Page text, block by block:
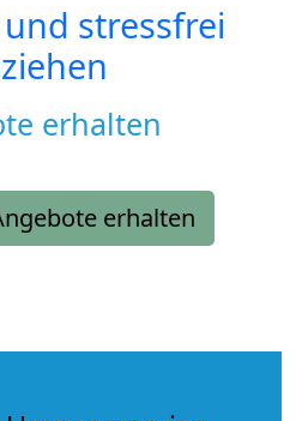
stressfrei
erhalten
erhalten